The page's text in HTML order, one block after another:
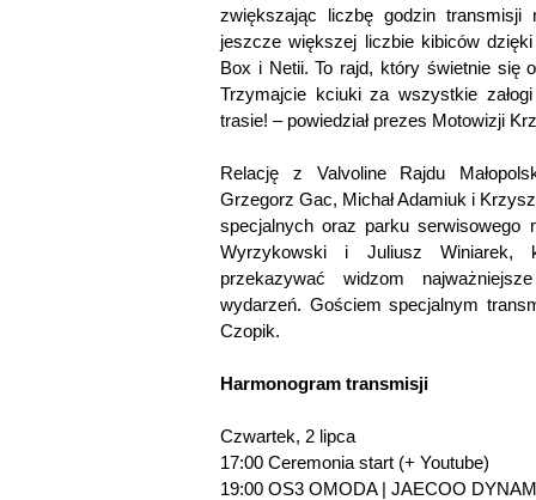
zwiększając liczbę godzin
jeszcze większej liczbie kibiców
Box i Netii. To rajd, który świetnie się
Trzymajcie kciuki za wszystkie
trasie! – powiedział prezes Motowizji
Relację z Valvoline Rajdu
Grzegorz Gac, Michał Adamiuk i
specjalnych oraz parku serwisowego
Wyrzykowski i Juliusz Winiarek,
przekazywać widzom
wydarzeń. Gościem specjalnym
Czopik.
Harmonogram transmisji
Czwartek, 2 lipca
17:00 Ceremonia start (+ Youtube)
19:00 OS3 OMODA | JAECOO